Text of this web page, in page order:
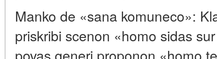
Manko de «sana komuneco»:
priskribi scenon «homo sidas
povas generi proponon «homo